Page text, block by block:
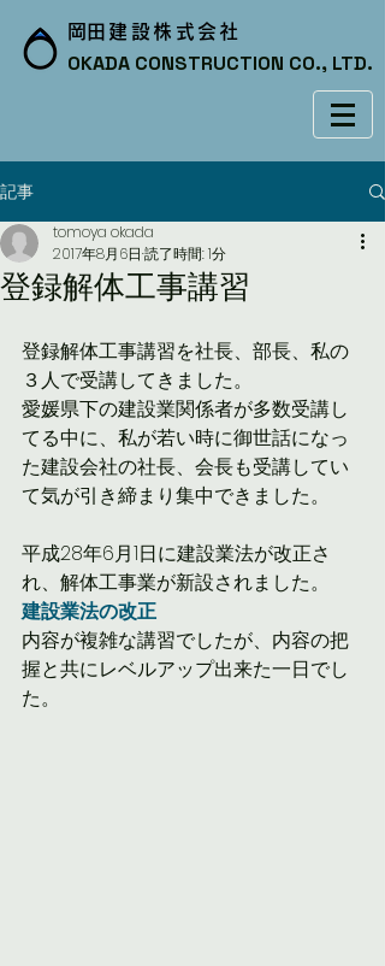
​岡田建設株式会社
OKADA CONSTRUCTION CO., LTD.
記事
登録解体工事講習
tomoya okada
2017年8月6日 読了時間: 1分
登録解体工事講習を社長、部長、私の
３人で受講してきました。
愛媛県下の建設業関係者が多数受講し
てる中に、私が若い時に御世話になっ
た建設会社の社長、会長も受講してい
て気が引き締まり集中できました。
平成28年6月1日に建設業法が改正さ
れ、解体工事業が新設されました。
建設業法の改正
内容が複雑な講習でしたが、内容の把
握と共にレベルアップ出来た一日でし
た。